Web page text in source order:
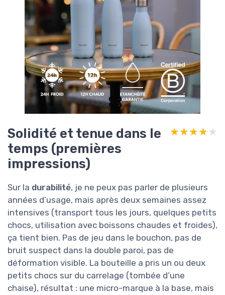
Solidité et tenue dans le
temps (premières
impressions)
★★★★★
★★★★★
Sur la durabilité, je ne peux pas parler de plusieurs
années d’usage, mais après deux semaines assez
intensives (transport tous les jours, quelques petits
chocs, utilisation avec boissons chaudes et froides),
ça tient bien. Pas de jeu dans le bouchon, pas de
bruit suspect dans la double paroi, pas de
déformation visible. La bouteille a pris un ou deux
petits chocs sur du carrelage (tombée d’une
chaise), résultat : une micro-marque à la base, mais